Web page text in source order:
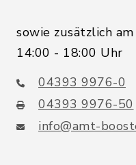
sowie zusätzlich
14:00 - 18:00 Uhr
04393 9976-0
04393 9976-50
info@amt-